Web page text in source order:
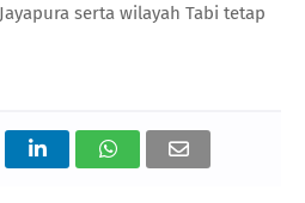
serta wilayah Tabi tetap